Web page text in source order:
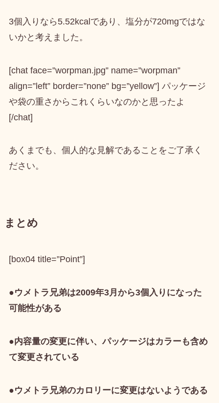
3個入りなら5.52kcalであり、塩分が720mgではな
いかと考えました。
[chat face=”worpman.jpg” name=”worpman”
align=”left” border=”none” bg=”yellow”] パッケージ
や袋の重さからこれくらいなのかと思ったよ
[/chat]
あくまでも、個人的な見解であることをご了承く
ださい。
まとめ
[box04 title=”Point”]
●ウメトラ兄弟は2009年3月から3個入りになった
可能性がある
●内容量の変更に伴い、パッケージはカラーも含め
て変更されている
●ウメトラ兄弟のカロリーに変更はないようである